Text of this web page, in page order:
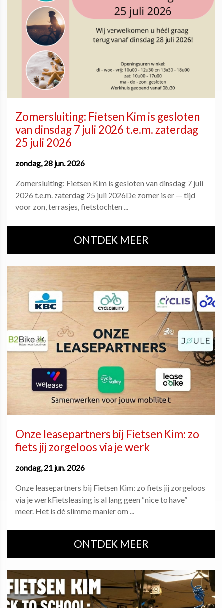
Zomersluiting: Fietsen Kim is gesloten
van dinsdag 7 juli 2026 t.e.m. zaterdag
25 juli 2026
zondag, 28 jun. 2026
Zomersluiting: Fietsen Kim is gesloten van dinsdag 7 juli
2026 t.e.m. zaterdag 25 juli 2026De zomer is er — tijd
voor zon, terrasjes, fietstochten ...
ONTDEK MEER
Onze leasepartners bij Fietsen Kim: zo
fiets jij zorgeloos via je werk
zondag, 21 jun. 2026
Onze leasepartners bij Fietsen Kim: zo fiets jij zorgeloos
via je werkFietsleasing is al lang geen “nice to have”
meer. Het is dé slimme manier om ...
ONTDEK MEER